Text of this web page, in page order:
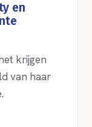
en
krijgen
van haar